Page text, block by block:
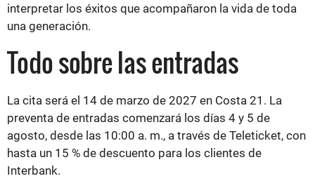
interpretar los éxitos que acompañaron la vida de toda
una generación.
Todo sobre las entradas
La cita será el 14 de marzo de 2027 en Costa 21. La
preventa de entradas comenzará los días 4 y 5 de
agosto, desde las 10:00 a. m., a través de Teleticket, con
hasta un 15 % de descuento para los clientes de
Interbank.